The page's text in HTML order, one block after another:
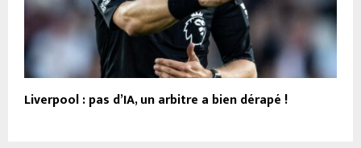
Liverpool : pas d’IA, un arbitre a bien dérapé !